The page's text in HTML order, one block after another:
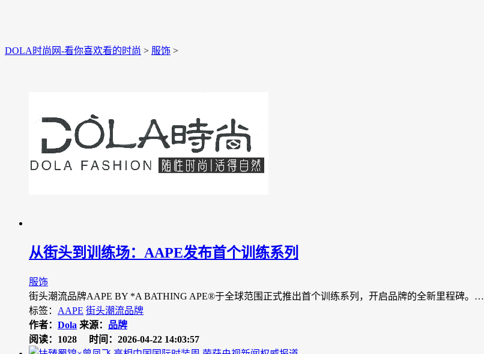
DOLA时尚网-看你喜欢看的时尚 > 服饰 >
从街头到训练场：AAPE发布首个训练系列
服饰
街头潮流品牌AAPE BY *A BATHING APE®于全球范围正式推出首个训练系列，开启品牌的全新里程碑。…
标签： AAPE 街头潮流品牌
作者： Dola 来源： 品牌
阅读：1028
时间：2026-04-22 14:03:57